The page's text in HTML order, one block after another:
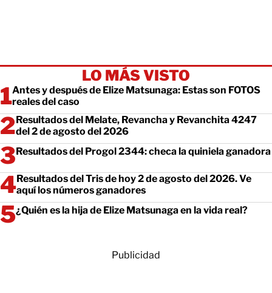
LO MÁS VISTO
Antes y después de Elize Matsunaga: Estas son FOTOS
reales del caso
Resultados del Melate, Revancha y Revanchita 4247
del 2 de agosto del 2026
Resultados del Progol 2344: checa la quiniela ganadora
Resultados del Tris de hoy 2 de agosto del 2026. Ve
aquí los números ganadores
¿Quién es la hija de Elize Matsunaga en la vida real?
Publicidad